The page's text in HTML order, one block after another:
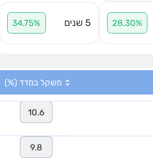
28.30% 5 שנים 34.75%
משקל במדד (%)
10.6
9.8